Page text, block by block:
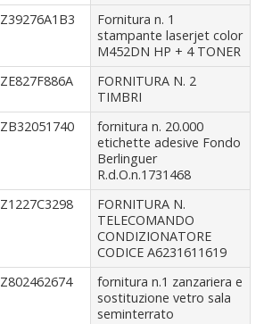
Z39276A1B3
Fornitura n. 1
stampante laserjet color
M452DN HP + 4 TONER
ZE827F886A
FORNITURA N. 2
TIMBRI
ZB32051740
fornitura n. 20.000
etichette adesive Fondo
Berlinguer
R.d.O.n.1731468
Z1227C3298
FORNITURA N.
TELECOMANDO
CONDIZIONATORE
CODICE A6231611619
Z802462674
fornitura n.1 zanzariera e
sostituzione vetro sala
seminterrato